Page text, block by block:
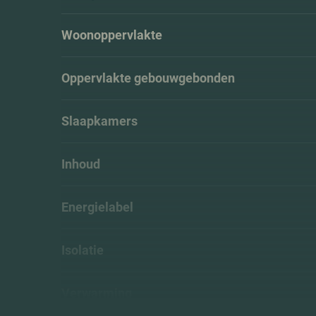
Woonoppervlakte
Oppervlakte gebouwgebonden
Slaapkamers
Inhoud
Energielabel
Isolatie